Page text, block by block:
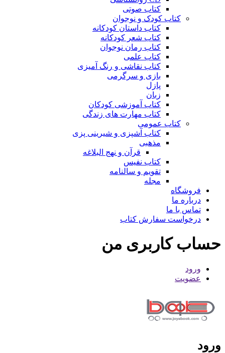
کتاب صوتی
کتاب کودک و نوجوان
کتاب داستان کودکانه
کتاب شعر کودکانه
کتاب رمان نوجوان
کتاب علمی
کتاب نقاشی و رنگ آمیزی
بازی و سرگرمی
پازل
زبان
کتاب آموزشی کودکان
کتاب مهارت های زندگی
کتاب عمومی
کتاب آشپزی و شیرینی پزی
مذهبی
قرآن و نهج البلاغه
کتاب نفیس
تقویم و سالنامه
مجله
فروشگاه
درباره ما
تماس با ما
درخواست سفارش کتاب
حساب کاربری من
ورود
عضویت
ورود